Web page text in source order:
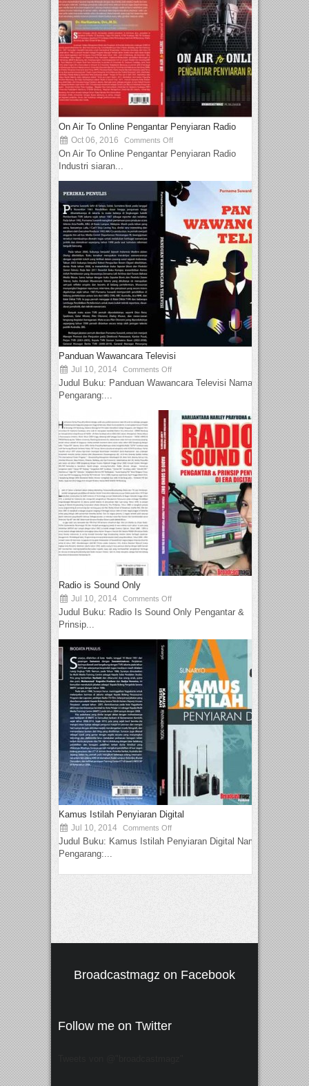
On Air To Online Pengantar Penyiaran Radio
Oct 06, 2016 Comments Off
On Air To Online Pengantar Penyiaran Radio
Industri siaran...
Panduan Wawancara Televisi
Jul 10, 2014 Comments Off
Judul Buku: Panduan Wawancara Televisi Nama
Pengarang:...
Radio is Sound Only
Jul 10, 2014 Comments Off
Judul Buku: Radio Is Sound Only Pengantar &
Prinsip...
Kamus Istilah Penyiaran Digital
Jul 10, 2014 Comments Off
Judul Buku: Kamus Istilah Penyiaran Digital Nama
Pengarang:...
Broadcastmagz on Facebook
Follow me on Twitter